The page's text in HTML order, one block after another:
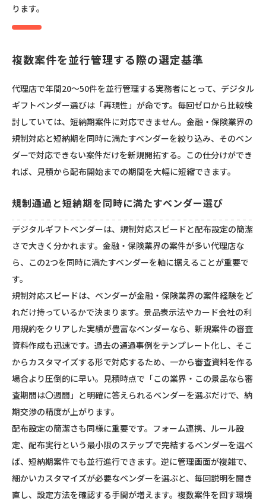
ります。
複数案件を並行管理する際の選定基準
代理店で年間20〜50件を並行管理する実務者にとって、デジタル
ギフトベンダー選びは「再現性」が命です。毎回ゼロから比較検
討していては、短納期案件に対応できません。金融・保険業界の
規制対応と短納期を同時に満たすベンダーを絞り込み、そのベン
ダーで対応できない案件だけを新規開拓する。この仕分けができ
れば、見積から配布開始までの期間を大幅に短縮できます。
規制通過と短納期を同時に満たすベンダー選び
デジタルギフトベンダーは、規制対応スピードと配布設定の簡潔
さで大きく分かれます。金融・保険業界の案件が多い代理店な
ら、この2つを同時に満たすベンダーを軸に据えることが重要で
す。
規制対応スピードは、ベンダーが金融・保険業界の案件経験をど
れだけ持っているかで決まります。景品表示法やカード会社の利
用規約をクリアした実績が豊富なベンダーなら、新規案件の審査
資料作成も迅速です。過去の通過事例をテンプレート化し、そこ
からカスタマイズする形で対応するため、一から審査資料を作る
場合より圧倒的に早い。見積時点で「この業界・この景品なら審
査期間は〇週間」と明確に答えられるベンダーを選ぶだけで、納
期交渉の精度が上がります。
配布設定の簡潔さも同様に重要です。フォーム連携、ルール設
定、配布実行という最小限のステップで完結するベンダーを選べ
ば、短納期案件でも並行進行できます。逆に管理画面が複雑で、
細かいカスタマイズが必要なベンダーを選ぶと、毎回説明を聞き
直し、設定方法を確認する手間が増えます。複数案件を回す環境